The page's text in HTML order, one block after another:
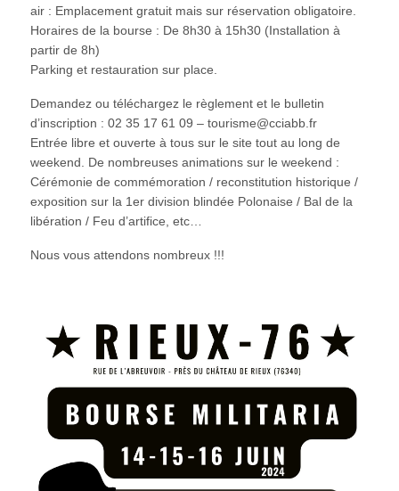
air : Emplacement gratuit mais sur réservation obligatoire.
Horaires de la bourse : De 8h30 à 15h30 (Installation à
partir de 8h)
Parking et restauration sur place.
Demandez ou téléchargez le règlement et le bulletin
d’inscription : 02 35 17 61 09 – tourisme@cciabb.fr
Entrée libre et ouverte à tous sur le site tout au long de
weekend. De nombreuses animations sur le weekend :
Cérémonie de commémoration / reconstitution historique /
exposition sur la 1er division blindée Polonaise / Bal de la
libération / Feu d’artifice, etc…
Nous vous attendons nombreux !!!